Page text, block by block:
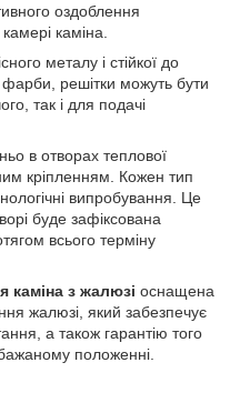
оздоблення
каміна.
металу і стійкої до
решітки можуть бути
так і для подачі
в отворах теплової
кріпленням. Кожен тип
випробування. Це
буде зафіксована
всього терміну
каміна з жалюзі оснащена
жалюзі, який забезпечує
а також гарантію того
положенні.